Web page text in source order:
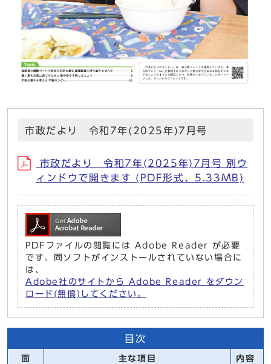
市政だより 令和7年(2025年)7月号
市政だより 令和7年(2025年)7月号 別ウ
ィンドウで開きます (PDF形式、5.33MB)
PDFファイルの閲覧には Adobe Reader が必要
です。同ソフトがインストールされていない場合に
は、
Adobe社のサイトから Adobe Reader をダウン
ロード(無償)してください。
目次
面 主な項目 内容